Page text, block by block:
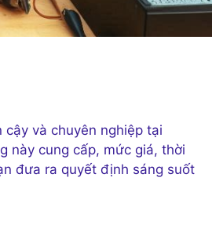
và chuyên nghiệp tại
này cung cấp, mức giá, thời
đưa ra quyết định sáng suốt